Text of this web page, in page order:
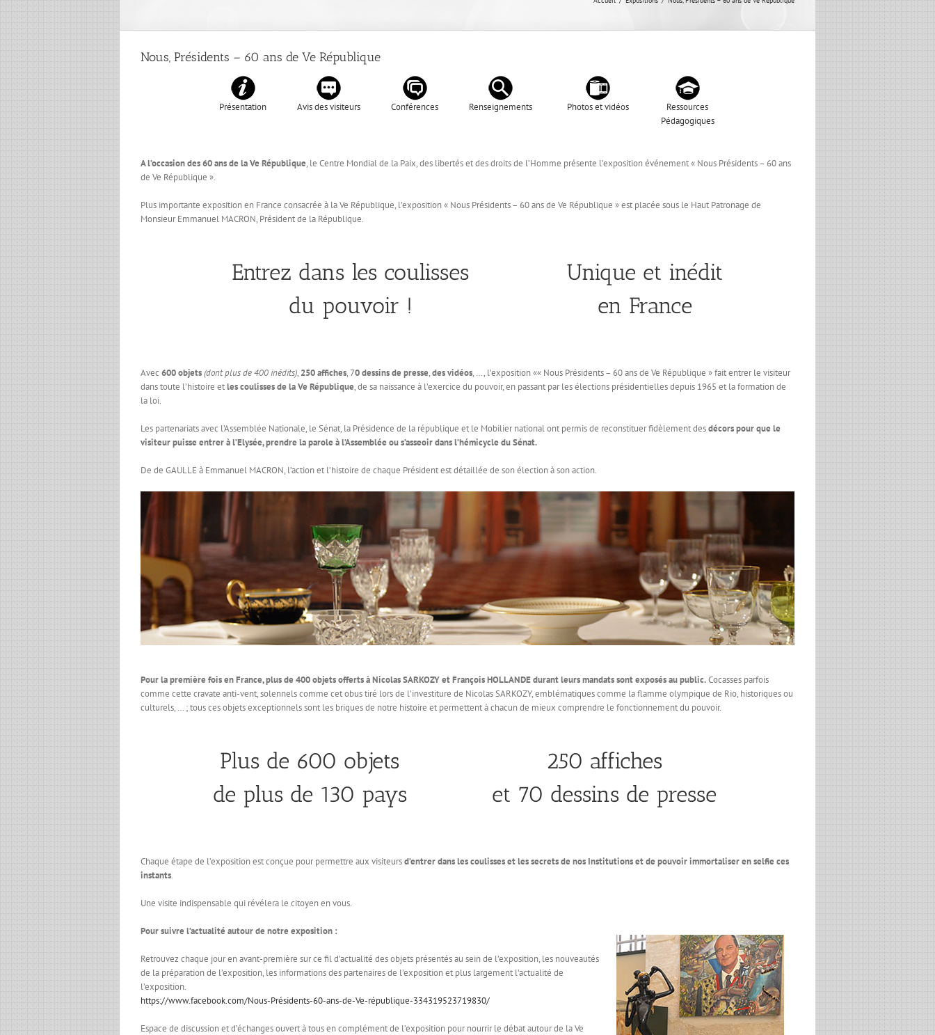
Nous, Présidents – 60 ans de Ve République
Présentation Avis des visiteurs Conférences Renseignements Photos et vidéos
Ressources
Pédagogiques
A l’occasion des 60 ans de la Ve République, le Centre Mondial de la Paix, des libertés et des droits de l’Homme présente l’exposition événement « Nous Présidents – 60 ans
de Ve République ».
Plus importante exposition en France consacrée à la Ve République, l’exposition « Nous Présidents – 60 ans de Ve République » est placée sous le Haut Patronage de
Monsieur Emmanuel MACRON, Président de la République.
Entrez dans les coulisses
du pouvoir !
Unique et inédit
en France
Avec 600 objets(dont plus de 400 inédits), 250 affiches, 70 dessins de presse,des vidéos, …, l’exposition «« Nous Présidents – 60 ans de Ve République » fait entrer le visiteur
dans toute l’histoire etles coulisses de la Ve République, de sa naissance à l’exercice du pouvoir, en passant par les élections présidentielles depuis 1965 et la formation de
la loi.
Les partenariats avec l’Assemblée Nationale, le Sénat, la Présidence de la république et le Mobilier national ont permis de reconstituer fidèlement desdécors pour que le
visiteur puisse entrer à l’Elysée, prendre la parole à l’Assemblée ou s’asseoir dans l’hémicycle du Sénat.
De de GAULLE à Emmanuel MACRON, l’action et l’histoire de chaque Président est détaillée de son élection à son action.
Pour la première fois en France, plus de 400 objets offerts à Nicolas SARKOZY et François HOLLANDE durant leurs mandats sont exposés au public.Cocasses parfois
comme cette cravate anti-vent, solennels comme cet obus tiré lors de l’investiture de Nicolas SARKOZY, emblématiques comme la flamme olympique de Rio, historiques ou
culturels, … ; tous ces objets exceptionnels sont les briques de notre histoire et permettent à chacun de mieux comprendre le fonctionnement du pouvoir.
Plus de 600 objets
de plus de 130 pays
250 affiches
et 70 dessins de presse
Chaque étape de l’exposition est conçue pour permettre aux visiteursd’entrer dans les coulisses et les secrets de nos Institutions et de pouvoir immortaliser en selfie ces
instants.
Une visite indispensable qui révélera le citoyen en vous.
Pour suivre l’actualité autour de notre exposition :
Retrouvez chaque jour en avant-première sur ce fil d’actualité des objets présentés au sein de l’exposition, les nouveautés
de la préparation de l’exposition, les informations des partenaires de l’exposition et plus largement l’actualité de
l’exposition.
https://www.facebook.com/Nous-Présidents-60-ans-de-Ve-république-334319523719830/
Espace de discussion et d’échanges ouvert à tous en complément de l’exposition pour nourrir le débat autour de la Ve